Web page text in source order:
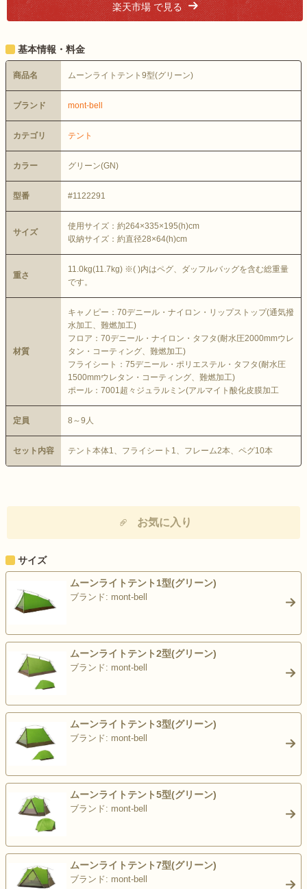
楽天市場 で見る
基本情報・料金
商品名 ムーンライトテント9型(グリーン)
ブランド mont-bell
カテゴリ テント
カラー グリーン(GN)
型番 #1122291
サイズ
使用サイズ：約264×335×195(h)cm
収納サイズ：約直径28×64(h)cm
重さ
11.0kg(11.7kg) ※( )内はペグ、ダッフルバッグを含む総重量
です。
材質
キャノピー：70デニール・ナイロン・リップストップ(通気撥
水加工、難燃加工)
フロア：70デニール・ナイロン・タフタ(耐水圧2000mmウレ
タン・コーティング、難燃加工)
フライシート：75デニール・ポリエステル・タフタ(耐水圧
1500mmウレタン・コーティング、難燃加工)
ポール：7001超々ジュラルミン(アルマイト酸化皮膜加工
定員 8～9人
セット内容 テント本体1、フライシート1、フレーム2本、ペグ10本
お気に入り
サイズ
ムーンライトテント1型(グリーン)
ブランド: mont-bell
ムーンライトテント2型(グリーン)
ブランド: mont-bell
ムーンライトテント3型(グリーン)
ブランド: mont-bell
ムーンライトテント5型(グリーン)
ブランド: mont-bell
ムーンライトテント7型(グリーン)
ブランド: mont-bell